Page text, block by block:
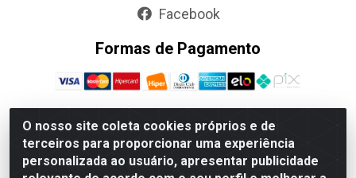
O nosso site coleta cookies próprios e de
terceiros para proporcionar uma experiência
personalizada ao usuário, apresentar publicidade
Facebook
Formas de Pagamento
Jumbo Alimentos Cascavel - Matriz - Rua Itatiba Do Sul, 161 -
Santos Dumont, Cascavel-PR - CEP 85804-700- CNPJ